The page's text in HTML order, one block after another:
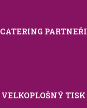
CATERING PARTNEŘI
VELKOPLOŠNÝ TISK